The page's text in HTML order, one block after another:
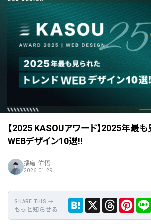
【2025 KASOUアワード】2025年最
WEBデザイン10選!!
播磨 佑悟
2026.01.29
もっと知らせる
Hate
Thre 保